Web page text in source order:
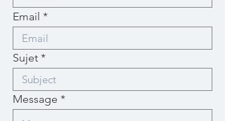
Email
Sujet
Message